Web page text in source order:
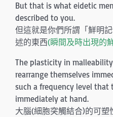
But that is what eidetic
described to you.
但這就是你們所謂「鮮明
述的東西(瞬間及時出現的
The plasticity in
rearrange themselves
such a frequency level
immediately at hand.
大腦(細胞突觸結合)的可